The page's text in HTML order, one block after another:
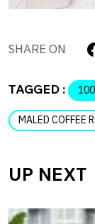
SHARE ON
TAGGED :
MALED COFFEE
UP NEXT